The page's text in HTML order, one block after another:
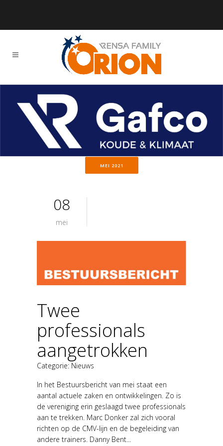
MEI 2021
08
mei
Twee
professionals
aangetrokken
Categorie: Nieuws
In het Bestuursbericht van mei staat een
aantal actuele zaken en ontwikkelingen. Zo is
de vereniging erin geslaagd twee professionals
aan te trekken. Marc Donker zal zich vooral
richten op de CMV-lijn en de begeleiding van
andere trainers. Danny Bent...